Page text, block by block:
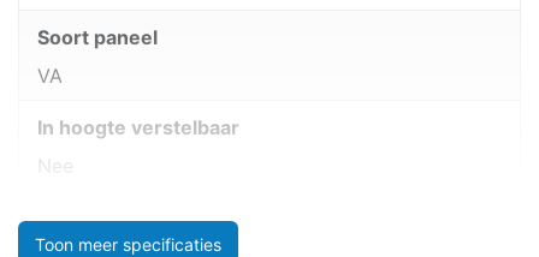
Soort paneel
VA
In hoogte verstelbaar
Nee
Toon meer specificaties